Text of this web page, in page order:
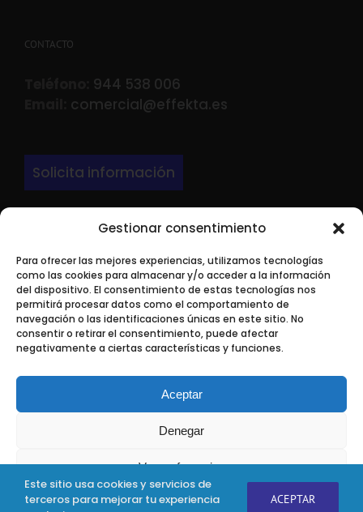
Gestionar consentimiento
Para ofrecer las mejores experiencias, utilizamos tecnologías
como las cookies para almacenar y/o acceder a la información
del dispositivo. El consentimiento de estas tecnologías nos
permitirá procesar datos como el comportamiento de
navegación o las identificaciones únicas en este sitio. No
consentir o retirar el consentimiento, puede afectar
negativamente a ciertas características y funciones.
Aceptar
Denegar
Ver preferencias
Política de uso de Política de
Política de Protección de Datos
CONTACTO
944 538 006
comercial@effekta.es
Solicita información
LARRONDO BEHEKO ETORBIDEA Edif 3 Nave P-
9.
48180 Loiu ( Bizkaia)
Política de Privacidad
Personalizado
Personalizado
Personalizado
Este sitio usa cookies y servicios de
terceros para mejorar tu experiencia
ACEPTAR